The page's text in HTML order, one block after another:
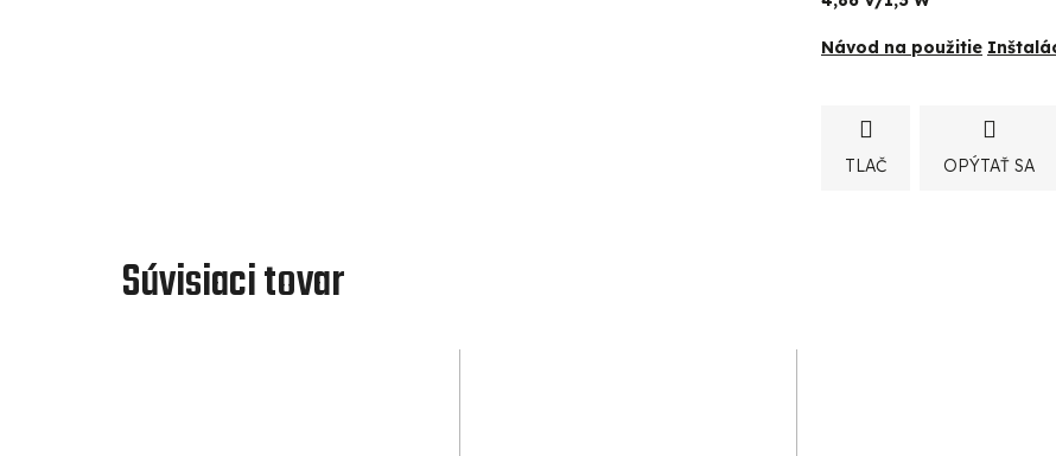
Návod na použitie
TLAČ OPÝTAŤ SA
Súvisiaci tovar